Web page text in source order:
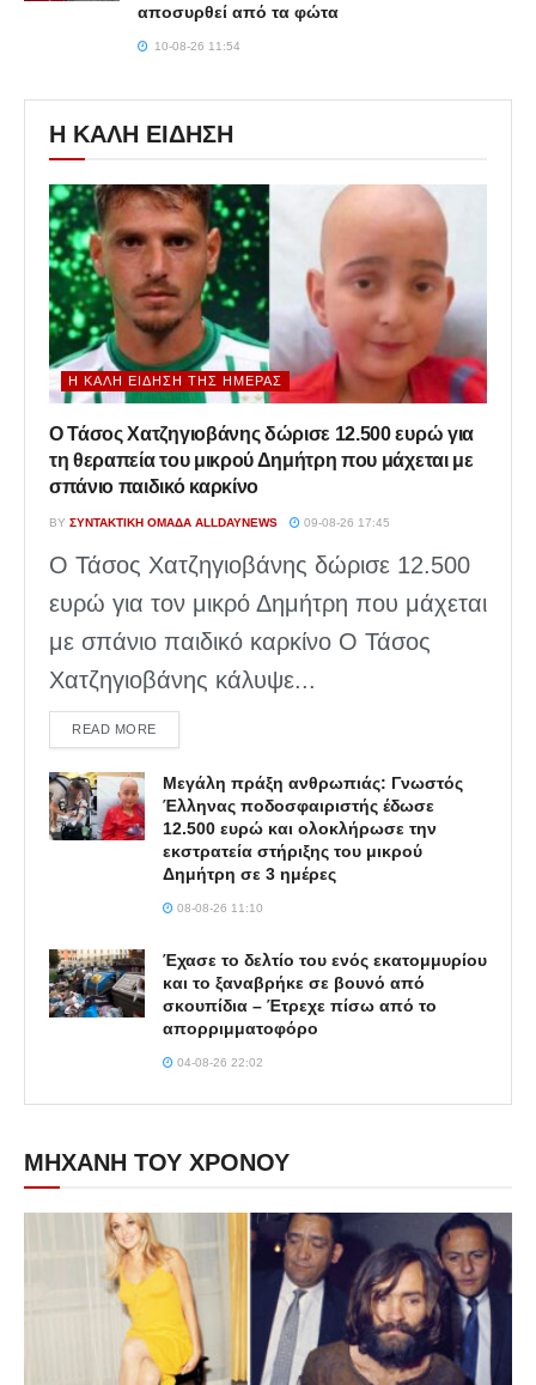
αποσυρθεί από τα φώτα
10-08-26 11:54
Η ΚΑΛΗ ΕΙΔΗΣΗ
Η ΚΑΛΉ ΕΊΔΗΣΗ ΤΗΣ ΗΜΈΡΑΣ
Ο Τάσος Χατζηγιοβάνης δώρισε 12.500 ευρώ για
τη θεραπεία του μικρού Δημήτρη που μάχεται με
σπάνιο παιδικό καρκίνο
BY ΣΥΝΤΑΚΤΙΚΉ ΟΜΆΔΑ ALLDAYNEWS 09-08-26 17:45
Ο Τάσος Χατζηγιοβάνης δώρισε 12.500
ευρώ για τον μικρό Δημήτρη που μάχεται
με σπάνιο παιδικό καρκίνο Ο Τάσος
Χατζηγιοβάνης κάλυψε...
READ MOREDETAILS
Μεγάλη πράξη ανθρωπιάς: Γνωστός
Έλληνας ποδοσφαιριστής έδωσε
12.500 ευρώ και ολοκλήρωσε την
εκστρατεία στήριξης του μικρού
Δημήτρη σε 3 ημέρες
08-08-26 11:10
Έχασε το δελτίο του ενός εκατομμυρίου
και το ξαναβρήκε σε βουνό από
σκουπίδια – Έτρεχε πίσω από το
απορριμματοφόρο
04-08-26 22:02
ΜΗΧΑΝΗ ΤΟΥ ΧΡΟΝΟΥ